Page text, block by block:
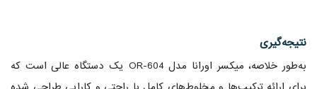
نتیجه‌گیری
به‌طور خلاصه، میکسر اورانا مدل OR-604 یک دستگاه عالی است که